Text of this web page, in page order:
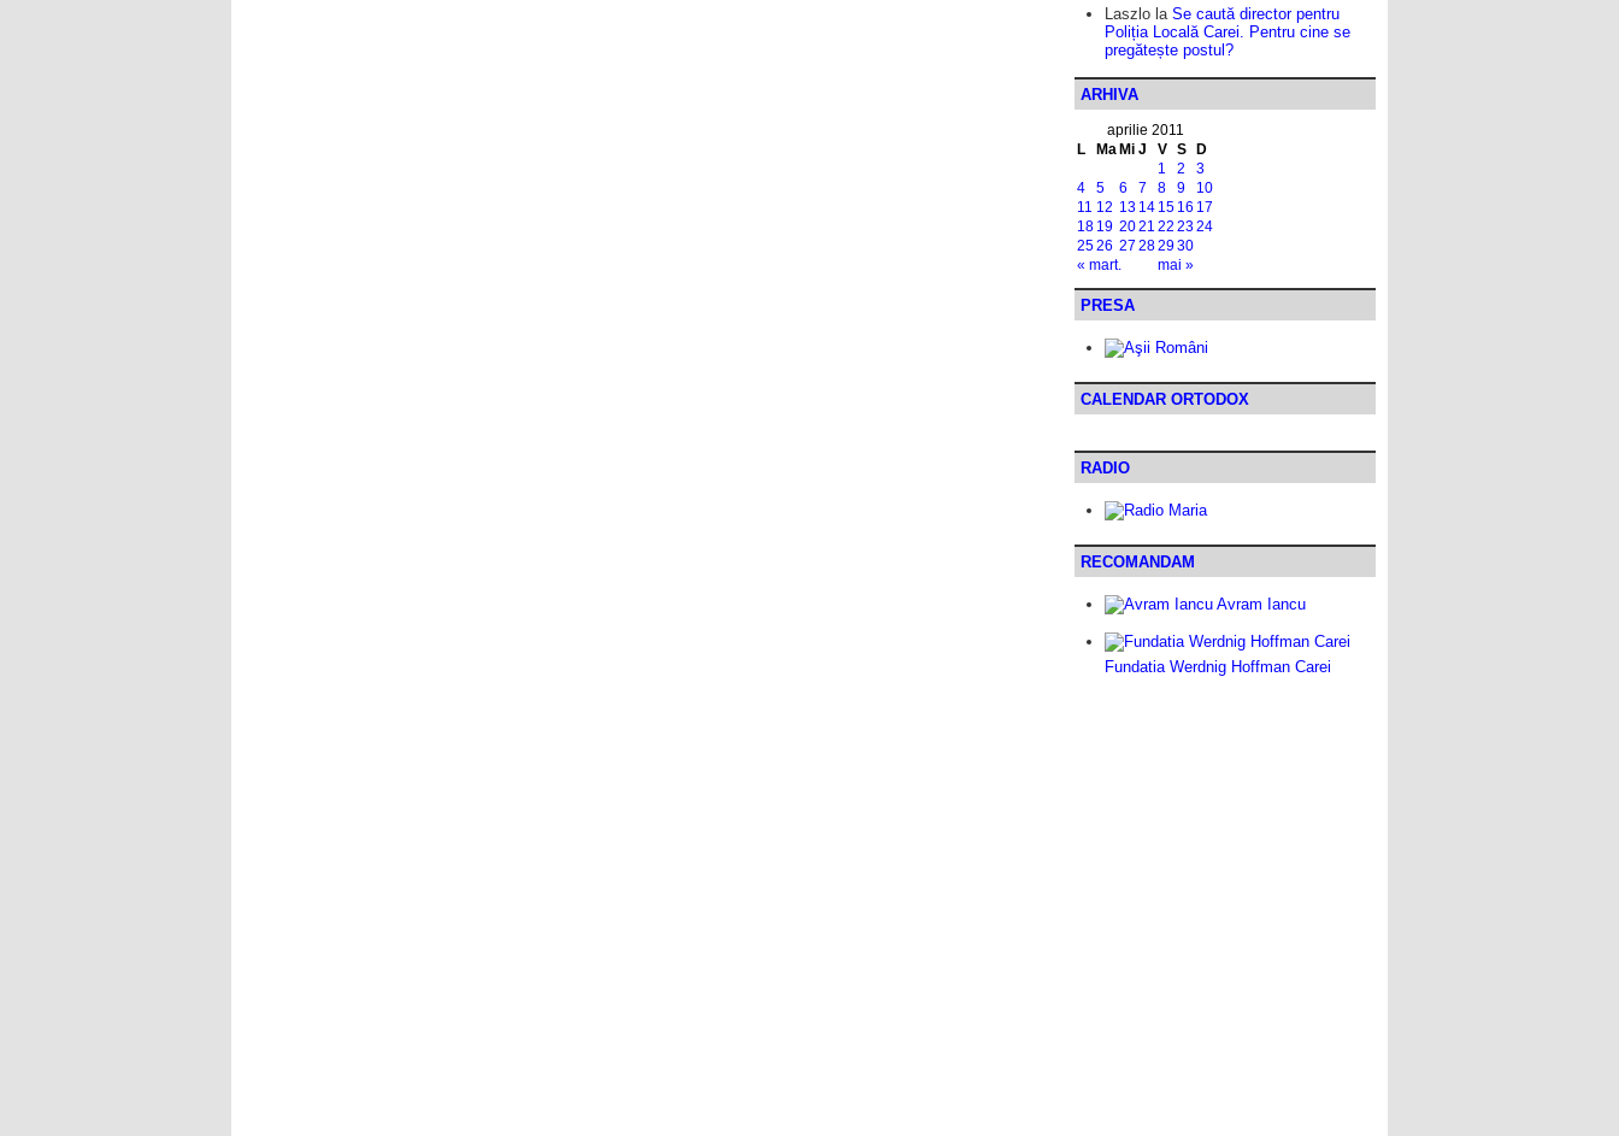
Laszlo la Se caută director pentru
Poliția Locală Carei. Pentru cine se
pregătește postul?
ARHIVA
aprilie 2011
L
Ma Mi J V S D
« mart. mai »
1 2
3
4
5 6 7 8 9
10
11 12 13 14 15 16 17
18 19 2021 22 2324
2526 27 282930
PRESA
CALENDAR ORTODOX
RADIO
RECOMANDAM
Avram Iancu
Fundatia Werdnig Hoffman Carei